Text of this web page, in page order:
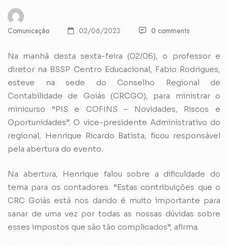
Comunicação 02/06/2023 0 comments
Na manhã desta sexta-feira (02/06), o professor e
diretor na BSSP Centro Educacional, Fabio Rodrigues,
esteve na sede do Conselho Regional de
Contabilidade de Goiás (CRCGO), para ministrar o
minicurso “PIS e COFINS – Novidades, Riscos e
Oportunidades”. O vice-presidente Administrativo do
regional, Henrique Ricardo Batista, ficou responsável
pela abertura do evento.
Na abertura, Henrique falou sobre a dificuldade do
tema para os contadores. “Estas contribuições que o
CRC Goiás está nos dando é muito importante para
sanar de uma vez por todas as nossas dúvidas sobre
esses impostos que são tão complicados”, afirma.